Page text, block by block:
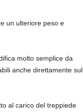
un ulteriore peso e
molto semplice da
anche direttamente sul
al carico del treppiede